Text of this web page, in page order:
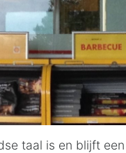
taal is en blijft